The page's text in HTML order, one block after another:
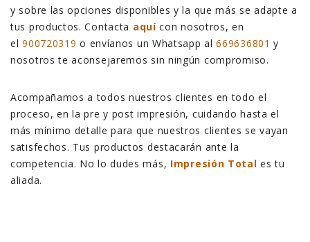
y sobre las opciones disponibles y la que más se adapte a
tus productos. Contacta aquí con nosotros, en
el 900720319 o envíanos un Whatsapp al669636801 y
nosotros te aconsejaremos sin ningún compromiso.
Acompañamos a todos nuestros clientes en todo el
proceso, en la pre y post impresión, cuidando hasta el
más mínimo detalle para que nuestros clientes se vayan
satisfechos. Tus productos destacarán ante la
competencia. No lo dudes más, Impresión Total es tu
aliada.